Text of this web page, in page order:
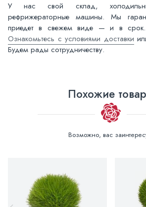
У нас свой склад,
рефрижераторные машины. Мы
приедет в свежем виде — и в срок.
Ознакомьтесь с условиями доставки
Будем рады сотрудничеству.
Похожие
Возможно, вас